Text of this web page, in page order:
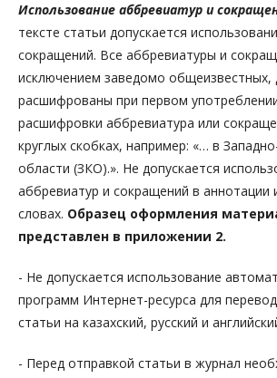
Использование аббревиатур и
тексте статьи допускается
сокращений. Все аббревиатуры и
исключением заведомо
расшифрованы при первом
расшифровки аббревиатура или
круглых скобках, например: «… в
области (ЗКО).». Не допускается
аббревиатур и сокращений в аннотации
словах. Образец оформления
представлен в приложении 2.
- Не допускается использование
программ Интернет-ресурса для
статьи на казахский, русский и
- Перед отправкой статьи в журнал